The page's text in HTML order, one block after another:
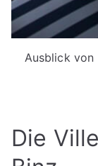
Ausblick von
Die